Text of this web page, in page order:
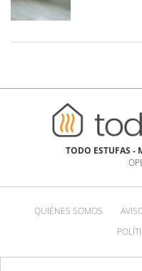
TODO ESTUFAS -
QUIÉNES SOMOS